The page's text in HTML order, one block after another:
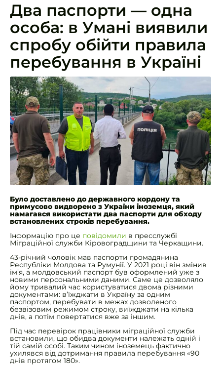
Два паспорти — одна
особа: в Умані виявили
спробу обійти правила
перебування в Україні
Було доставлено до державного кордону та
примусово видворено з України іноземця, який
намагався використати два паспорти для обходу
встановлених строків перебування.
Інформацію про це повідомили в пресслужбі
Міграційної служби Кіровоградщини та Черкащини.
43-річний чоловік мав паспорти громадянина
Республіки Молдова та Румунії. У 2021 році він змінив
ім’я, а молдовський паспорт був оформлений уже з
новими персональними даними. Саме це дозволяло
йому тривалий час користуватися двома різними
документами: в’їжджати в Україну за одним
паспортом, перебувати в межах дозволеного
безвізовим режимом строку, виїжджати на кілька
днів, а потім повертатися вже за іншим.
Під час перевірок працівники міграційної служби
встановили, що обидва документи належать одній і
тій самій особі. Таким чином іноземець фактично
ухилявся від дотримання правила перебування «90
днів протягом 180».